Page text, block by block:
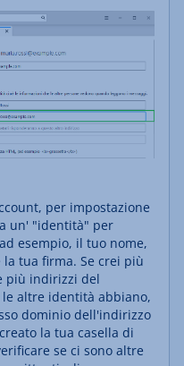
per impostazione
un' "identità" per
esempio, il tuo nome,
tua firma. Se crei più
più indirizzi del
altre identità abbiano,
dominio dell'indirizzo
la tua casella di
se ci sono altre